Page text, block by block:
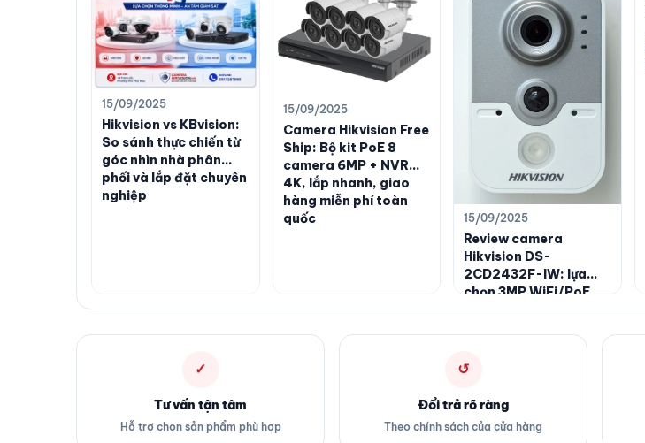
15/09/2025
Hikvision vs KBvision:
So sánh thực chiến từ
góc nhìn nhà phân
phối và lắp đặt chuyên
nghiệp
15/09/2025
Camera Hikvision Free
Ship: Bộ kit PoE 8
camera 6MP + NVR
4K, lắp nhanh, giao
hàng miễn phí toàn
quốc
15/09/2025
Review camera
Hikvision DS-
2CD2432F-IW: lựa
chọn 3MP WiFi/PoE
đáng tiền cho không
✓
Tư vấn tận tâm
Hỗ trợ chọn sản phẩm phù hợp
↺
Đổi trả rõ ràng
Theo chính sách của cửa hàng